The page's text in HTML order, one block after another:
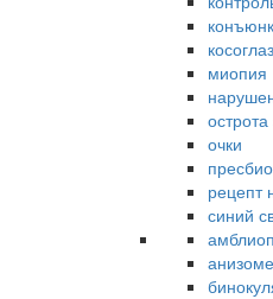
миопия
очки
рецепт
синий